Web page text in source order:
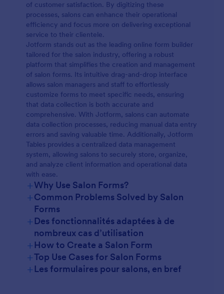
of customer satisfaction. By digitizing these
processes, salons can enhance their operational
efficiency and focus more on delivering exceptional
service to their clientele.
Jotform stands out as the leading online form builder
tailored for the salon industry, offering a robust
platform that simplifies the creation and management
of salon forms. Its intuitive drag-and-drop interface
allows salon managers and staff to effortlessly
customize forms to meet specific needs, ensuring
that data collection is both accurate and
comprehensive. With Jotform, salons can automate
data collection processes, reducing manual data entry
errors and saving valuable time. Additionally, Jotform
Tables provides a centralized data management
system, allowing salons to securely store, organize,
and analyze client information and operational data
with ease.
+Why Use Salon Forms?
+Common Problems Solved by Salon
Forms
+Des fonctionnalités adaptées à de
nombreux cas d’utilisation
+How to Create a Salon Form
+Top Use Cases for Salon Forms
For Managers
+Les formulaires pour salons, en bref